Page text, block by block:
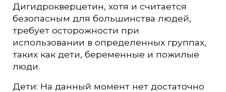
Дигидрокверцетин, хотя и считается
безопасным для большинства людей,
требует осторожности при
использовании в определенных группах,
таких как дети, беременные и пожилые
люди.
Дети: На данный момент нет достаточно